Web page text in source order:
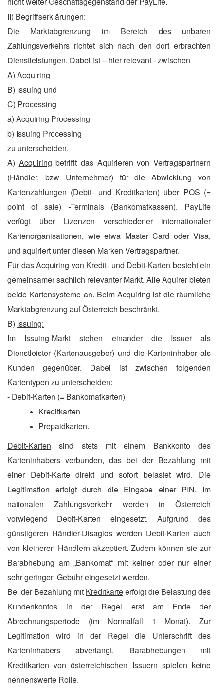
II) Begriffserklärungen:
Die Marktabgrenzung im Bereich des unbaren
Zahlungsverkehrs richtet sich nach den dort erbrachten
Dienstleistungen. Dabei ist – hier relevant - zwischen
A) Acquiring
B) Issuing und
C) Processing
a) Acquiring Processing
b) Issuing Processing
zu unterscheiden.
A) Acquiring betrifft das Aquirieren von Vertragspartnern
(Händler, bzw Unternehmer) für die Abwicklung von
Kartenzahlungen (Debit- und Kreditkarten) über POS (=
point of sale) -Terminals (Bankomatkassen). PayLife
verfügt über Lizenzen verschiedener internationaler
Kartenorganisationen, wie etwa Master Card oder Visa,
und aquiriert unter diesen Marken Vertragspartner.
Für das Acquiring von Kredit- und Debit-Karten besteht ein
gemeinsamer sachlich relevanter Markt. Alle Aquirer bieten
beide Kartensysteme an. Beim Acquiring ist die räumliche
Marktabgrenzung auf Österreich beschränkt.
B) Issuing:
Im Issuing-Markt stehen einander die
Issuer als
Dienstleister (Kartenausgeber) und die Karteninhaber als
Kunden gegenüber. Dabei ist zwischen folgenden
Kartentypen zu unterscheiden:
- Debit-Karten (= Bankomatkarten)
Kreditkarten
Prepaidkarten.
Debit-Karten sind stets mit einem Bankkonto des
Karteninhabers verbunden, das bei der Bezahlung mit
einer Debit-Karte direkt und sofort belastet wird. Die
Legitimation erfolgt durch die Eingabe einer PIN. Im
nationalen Zahlungsverkehr werden in Österreich
vorwiegend Debit-Karten eingesetzt. Aufgrund des
günstigeren Händler-Disagios werden Debit-Karten auch
von kleineren Händlern akzeptiert. Zudem können sie zur
Barabhebung am „Bankomat“ mit keiner oder nur einer
sehr geringen Gebühr eingesetzt werden.
Bei der Bezahlung mit Kreditkarteerfolgt die Belastung des
Kundenkontos in der Regel erst am Ende der
Abrechnungsperiode (im Normalfall 1 Monat). Zur
Legitimation wird in der Regel die Unterschrift des
Karteninhabers abverlangt. Barabhebungen mit
Kreditkarten von österreichischen Issuern spielen keine
nennenswerte Rolle.